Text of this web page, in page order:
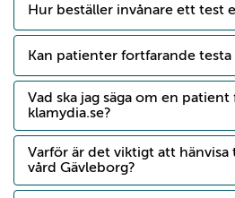
Hur beställer invånare ett test
Kan patienter fortfarande testa
Vad ska jag säga om en
klamydia.se?
Varför är det viktigt att hänvisa
vård Gävleborg?